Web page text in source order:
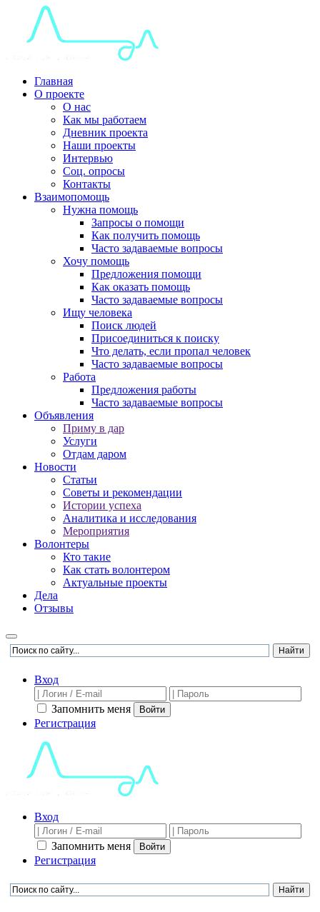
Главная
О проекте
О нас
Как мы работаем
Дневник проекта
Наши проекты
Интервью
Соц. опросы
Контакты
Взаимопомощь
Нужна помощь
Запросы о помощи
Как получить помощь
Часто задаваемые вопросы
Хочу помощь
Предложения помощи
Как оказать помощь
Часто задаваемые вопросы
Ищу человека
Поиск людей
Присоединиться к поиску
Что делать, если пропал человек
Часто задаваемые вопросы
Работа
Предложения работы
Часто задаваемые вопросы
Объявления
Приму в дар
Услуги
Отдам даром
Новости
Статьи
Советы и рекомендации
Истории успеха
Аналитика и исследования
Мероприятия
Волонтеры
Кто такие
Как стать волонтером
Актуальные проекты
Дела
Отзывы
Вход
Запомнить меня Войти
Регистрация
Вход
Запомнить меня Войти
Регистрация